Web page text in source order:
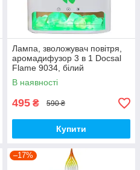
Лампа, зволожувач повітря,
аромадифузор 3 в 1 Docsal
Flame 9034, білий
В наявності
495 ₴ 590 ₴
Купити
–17%